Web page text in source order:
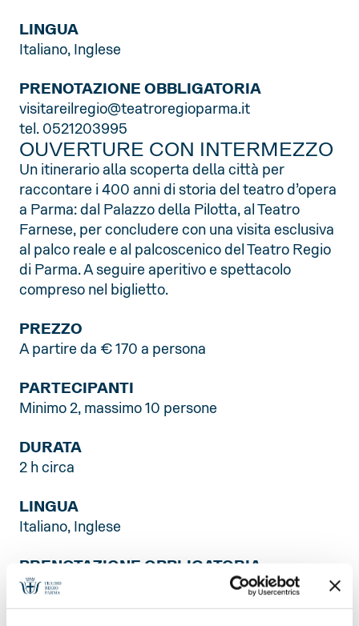
LINGUA
Italiano, Inglese
PRENOTAZIONE OBBLIGATORIA
visitareilregio@teatroregioparma.it
tel. 0521203995
OUVERTURE CON INTERMEZZO
Un itinerario alla scoperta della città per
raccontare i 400 anni di storia del teatro d’opera
a Parma: dal Palazzo della Pilotta, al Teatro
Farnese, per concludere con una visita esclusiva
al palco reale e al palcoscenico del Teatro Regio
di Parma. A seguire aperitivo e spettacolo
compreso nel biglietto.
PREZZO
A partire da € 170 a persona
PARTECIPANTI
Minimo 2, massimo 10 persone
DURATA
2 h circa
LINGUA
Italiano, Inglese
PRENOTAZIONE OBBLIGATORIA
visitareilregio@teatroregioparma.it
tel. 0521203995